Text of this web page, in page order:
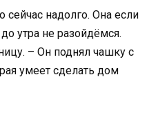
сейчас надолго. Она если
утра не разойдёмся.
– Он поднял чашку с
умеет сделать дом